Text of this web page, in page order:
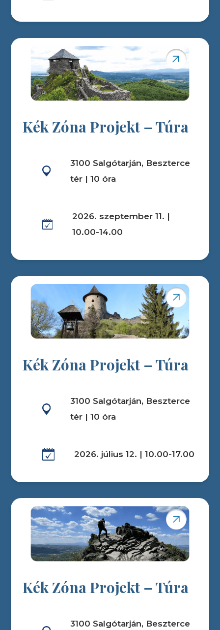
Kék Zóna Projekt – Túra
3100 Salgótarján, Beszterce
tér | 10 óra
2026. szeptember 11. |
10.00-14.00
Kék Zóna Projekt – Túra
3100 Salgótarján, Beszterce
tér | 10 óra
2026. július 12. | 10.00-17.00
Kék Zóna Projekt – Túra
3100 Salgótarján, Beszterce